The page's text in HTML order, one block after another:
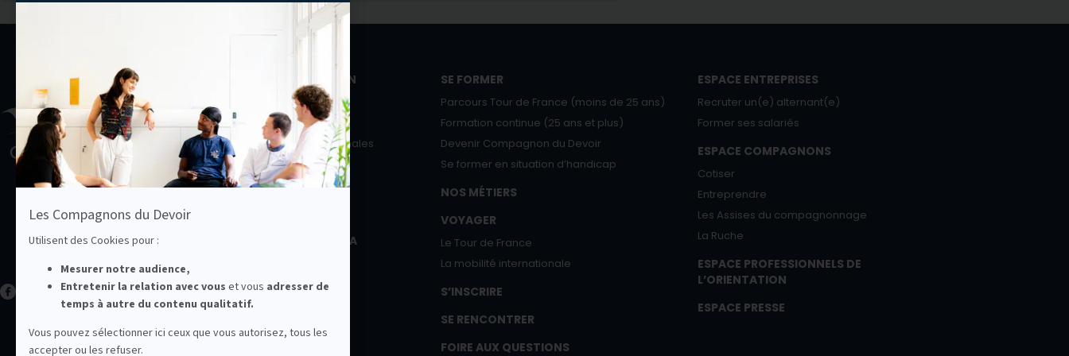
NOTRE ASSOCIATION
Le collège des métiers
Les délégations régionales
Carrières
Nos actualités
NOS MAISONS ET CFA
COMPAGNONNAGE
SE FORMER
Parcours Tour de France (moins de 25 ans)
Formation continue (25 ans et plus)
Devenir Compagnon du Devoir
Se former en situation d’handicap
NOS MÉTIERS
VOYAGER
Le Tour de France
La mobilité internationale
S’INSCRIRE
SE RENCONTRER
FOIRE AUX QUESTIONS
ESPACE ENTREPRISES
Recruter un(e) alternant(e)
Former ses salariés
ESPACE COMPAGNONS
Cotiser
Entreprendre
Les Assises du compagnonnage
La Ruche
ESPACE PROFESSIONNELS DE
L’ORIENTATION
ESPACE PRESSE